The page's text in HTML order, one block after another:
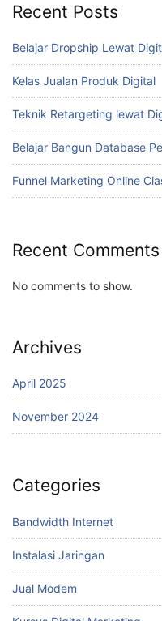
Recent Posts
Belajar Dropship Lewat
Kelas Jualan Produk Digital
Teknik Retargeting lewat
Belajar Bangun Database
Funnel Marketing Online
Recent Comments
No comments to show.
Archives
April 2025
November 2024
Categories
Bandwidth Internet
Instalasi Jaringan
Jual Modem